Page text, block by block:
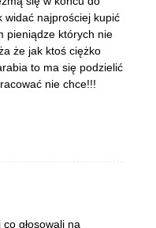
widać najprościej kupić
pieniądze których nie
że jak ktoś ciężko
to ma się podzielić
nie chce!!!
głosowali na